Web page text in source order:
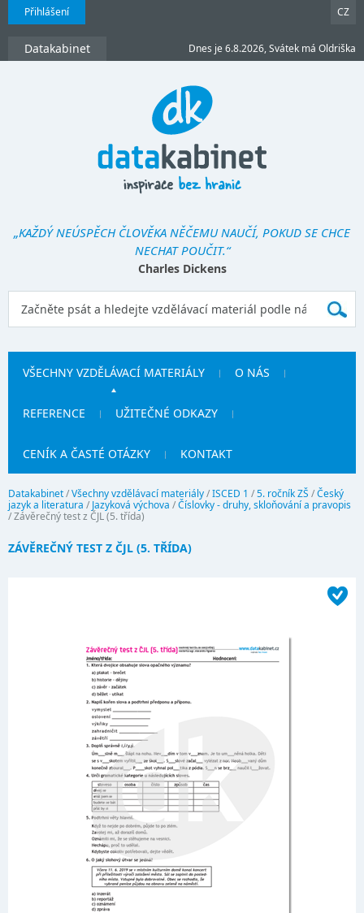
Přihlášení CZ
Datakabinet Dnes je 6.8.2026, Svátek má Oldriška
„KAŽDÝ NEÚSPĚCH ČLOVĚKA NĚČEMU NAUČÍ, POKUD SE CHCE
NECHAT POUČIT.“
Charles Dickens
VŠECHNY VZDĚLÁVACÍ MATERIÁLY O NÁS
REFERENCE UŽITEČNÉ ODKAZY
CENÍK A ČASTÉ OTÁZKY KONTAKT
Datakabinet/Všechny vzdělávací materiály/ISCED 1 /5. ročník ZŠ /Český
jazyk a literatura / Jazyková výchova /Číslovky - druhy, skloňování a pravopis
/Závěrečný test z ČJL (5. třída)
ZÁVĚREČNÝ TEST Z ČJL (5. TŘÍDA)